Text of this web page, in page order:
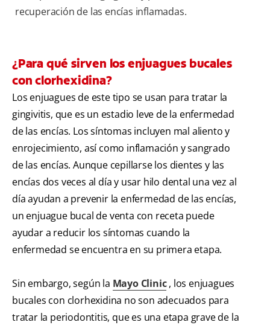
recuperación de las encías inflamadas.
¿Para qué sirven los enjuagues bucales
con clorhexidina?
Los enjuagues de este tipo se usan para tratar la
gingivitis, que es un estadio leve de la enfermedad
de las encías. Los síntomas incluyen mal aliento y
enrojecimiento, así como inflamación y sangrado
de las encías. Aunque cepillarse los dientes y las
encías dos veces al día y usar hilo dental una vez al
día ayudan a prevenir la enfermedad de las encías,
un enjuague bucal de venta con receta puede
ayudar a reducir los síntomas cuando la
enfermedad se encuentra en su primera etapa.
Sin embargo, según la Mayo Clinic, los enjuagues
bucales con clorhexidina no son adecuados para
tratar la periodontitis, que es una etapa grave de la